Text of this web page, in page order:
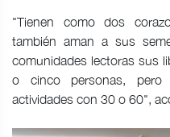
"Tienen como dos
también aman a sus
comunidades lectoras sus
o cinco personas, pero
actividades con 30 o 60",